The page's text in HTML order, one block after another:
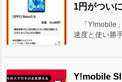
1円がつい
「Y!mobile
速度と使い勝
Y!mobile